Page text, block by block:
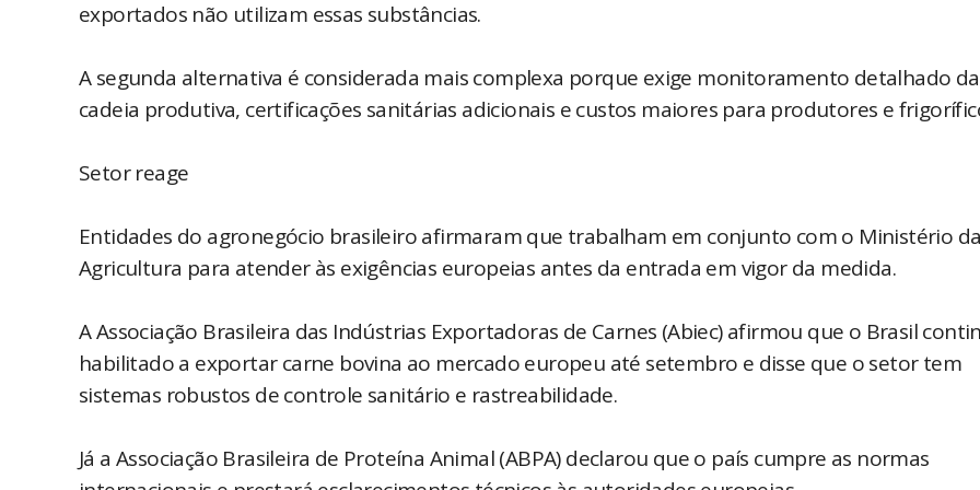
exportados não utilizam essas substâncias.
A segunda alternativa é considerada mais complexa porque exige monitoramento detalhado da
cadeia produtiva, certificações sanitárias adicionais e custos maiores para produtores e
Setor reage
Entidades do agronegócio brasileiro afirmaram que trabalham em conjunto com o Ministério da
Agricultura para atender às exigências europeias antes da entrada em vigor da medida.
A Associação Brasileira das Indústrias Exportadoras de Carnes (Abiec) afirmou que o Brasil
habilitado a exportar carne bovina ao mercado europeu até setembro e disse que o setor tem
sistemas robustos de controle sanitário e rastreabilidade.
Já a Associação Brasileira de Proteína Animal (ABPA) declarou que o país cumpre as normas